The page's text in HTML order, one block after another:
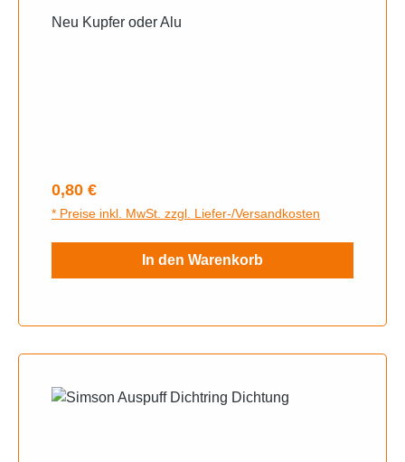
Neu Kupfer oder Alu
Regulärer Preis:
0,80 €
* Preise inkl. MwSt. zzgl. Liefer-/Versandkosten
In den Warenkorb